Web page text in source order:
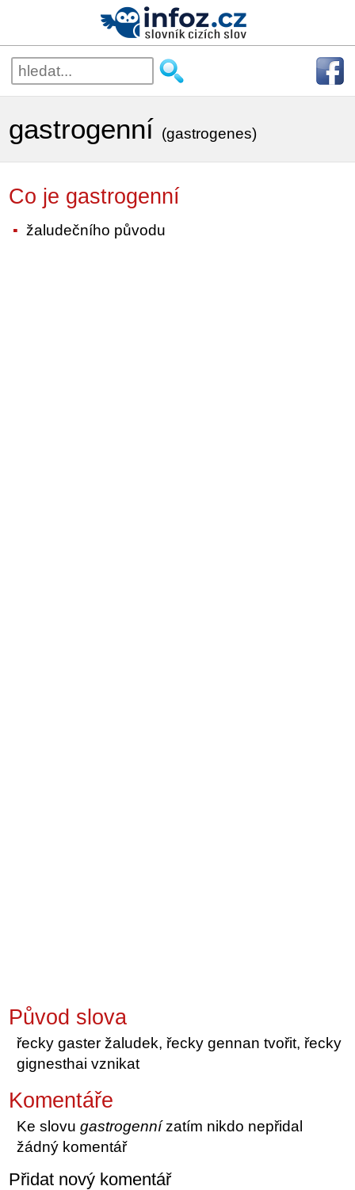
gastrogenní (gastrogenes)
Co je gastrogenní
žaludečního původu
Původ slova
řecky gaster žaludek, řecky gennan tvořit, řecky
gignesthai vznikat
Komentáře
Ke slovugastrogennízatím nikdo nepřidal
žádný komentář
Přidat nový komentář